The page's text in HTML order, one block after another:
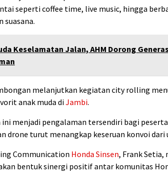
seperti coffee time, live music, hingga
suasana.
Keselamatan Jalan, AHM Dorong
melanjutkan kegiatan city rolling
anak muda diJambi.
menjadi pengalaman tersendiri bagi
drone turut menangkap keseruan konvoi dari
Communication Honda Sinsen, Frank Setia,
bentuk sinergi positif antar komunitas